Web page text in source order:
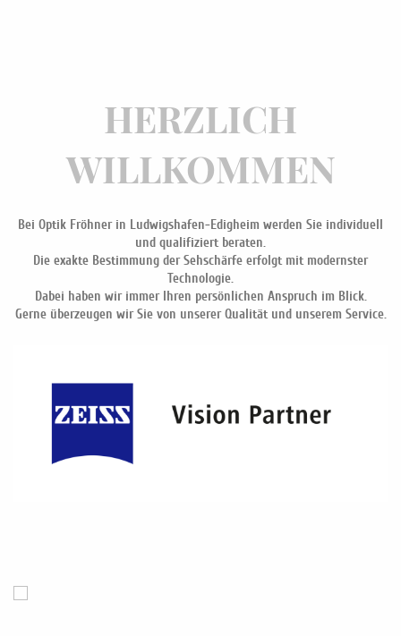
HERZLICH
WILLKOMMEN
Bei Optik Fröhner in Ludwigshafen-Edigheim werden Sie individuell
und qualifiziert beraten.
Die exakte Bestimmung der Sehschärfe erfolgt mit modernster
Technologie.
Dabei haben wir immer Ihren persönlichen Anspruch im Blick.
Gerne überzeugen wir Sie von unserer Qualität und unserem Service.